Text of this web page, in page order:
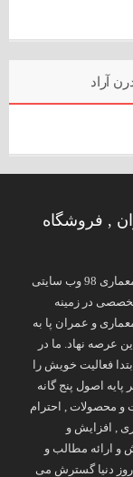
آراد
, فروشگاه
معماری 98 وب سایتی
در زمینه
و عمران پا به
عرصه نهاد. ما در
فعالیت خویش را
پایه اصول پنج گانه
و محصولات , احترام
, افزایش و
ارائه مطالب و
روز دنیا گسترش می